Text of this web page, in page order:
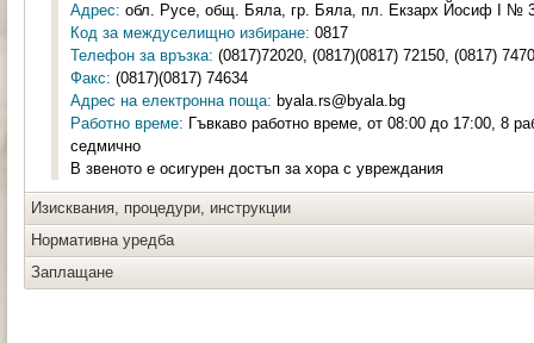
Адрес: обл. Русе, общ. Бяла, гр. Бяла, пл. Екзарх Йосиф I №
Код за междуселищно избиране: 0817
Телефон за връзка: (0817)72020, (0817)(0817) 72150, (0817)
Факс: (0817)(0817) 74634
Адрес на електронна поща: byala.rs@byala.bg
Работно време: Гъвкаво работно време, от 08:00 до 17:00, 8
седмично
В звеното е осигурен достъп за хора с увреждания
Изисквания, процедури, инструкции
Нормативна уредба
Заплащане